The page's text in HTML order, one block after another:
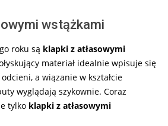
wstążkami
roku są klapki z atłasowymi
materiał idealnie wpisuje się
a wiązanie w kształcie
wyglądają szykownie. Coraz
tylko klapki z atłasowymi